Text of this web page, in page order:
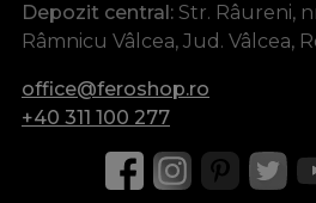
Depozit central: Str. Râureni,
Râmnicu Vâlcea, Jud. Vâlcea,
office@feroshop.ro
+40 311 100 277